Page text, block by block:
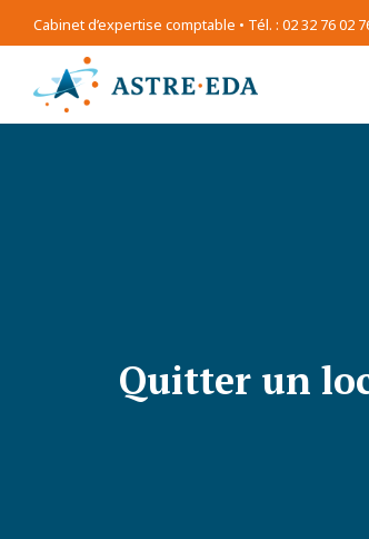
Cabinet d’expertise comptable • Tél. : 02 32 76 02
Quitter un